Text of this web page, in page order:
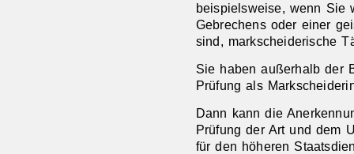
beispielsweise, wenn Sie
Gebrechens oder einer
sind, markscheiderische
Sie haben außerhalb der
Prüfung als
Dann kann die
Prüfung der Art und dem
für den höheren